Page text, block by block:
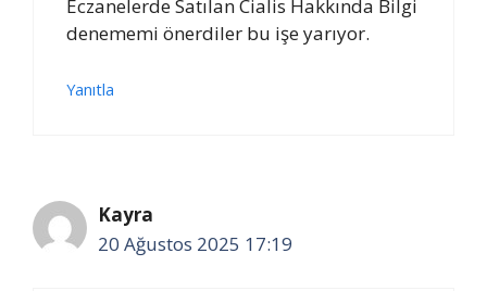
Eczanelerde Satılan Cialis Hakkında Bilgi
denememi önerdiler bu işe yarıyor.
Yanıtla
Kayra
20 Ağustos 2025 17:19